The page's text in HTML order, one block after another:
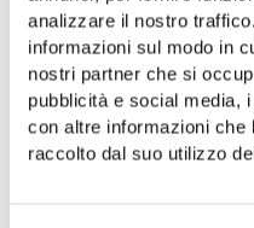
analizzare il nostro
informazioni sul modo in
nostri partner che si
pubblicità e social media,
con altre informazioni che
raccolto dal suo utilizzo
ONLINE